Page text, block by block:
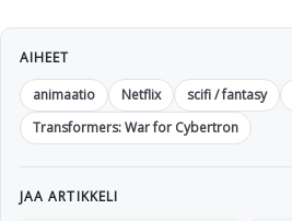
AIHEET
animaatio
Netflix scifi / fantasy
Transformers: War for Cybertron
JAA ARTIKKELI